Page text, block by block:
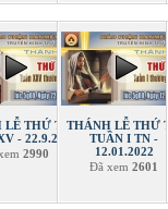
LỄ THỨ TƯ
- 22.9.2021
2990
THÁNH LỄ THỨ
TUẦN I TN -
12.01.2022
Đã xem2601